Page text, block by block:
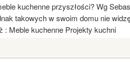
kuchenne przyszłości? Wg
takowych w swoim domu nie
: Meble kuchenne Projekty kuchni